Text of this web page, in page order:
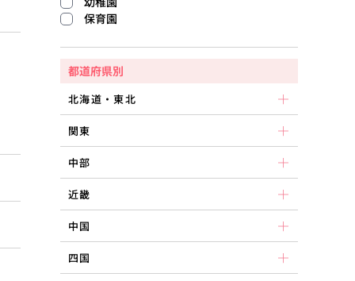
保育園
都道府県別
北海道・東北
関東
中部
近畿
中国
四国